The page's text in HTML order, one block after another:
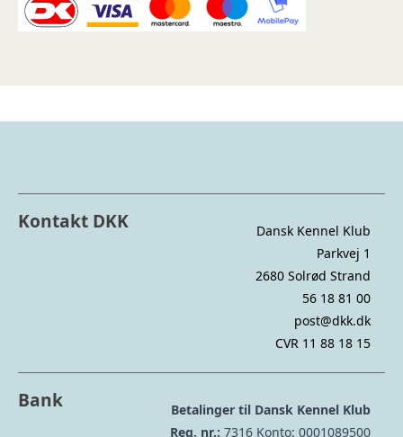
Kontakt DKK
Dansk Kennel Klub
Parkvej 1
2680 Solrød Strand
56 18 81 00
post@dkk.dk
CVR 11 88 18 15
Bank
Betalinger til Dansk Kennel Klub
Reg. nr.: 7316 Konto: 0001089500